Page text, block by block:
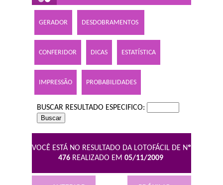
GERADOR DESDOBRAMENTOS
CONFERIDOR DICAS ESTATÍSTICA
IMPRESSÃO PROBABILIDADES
BUSCAR RESULTADO ESPECIFICO:
VOCÊ ESTÁ NO RESULTADO DA LOTOFÁCIL DE Nº
476 REALIZADO EM 05/11/2009